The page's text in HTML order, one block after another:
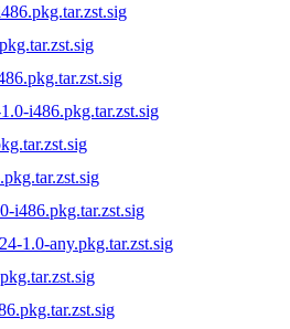
i486.pkg.tar.zst.sig
i486.pkg.tar.zst.sig
1.0-any.pkg.tar.zst.sig